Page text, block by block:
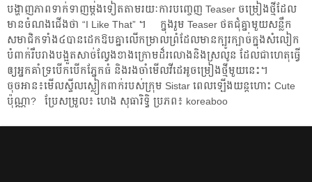
បង្ហាញ​ភាព​ទាក់ទាញ​ម្ដង​ទៀត​តាម​រយៈ​ការ​បញ្ចេញ​ Teaser ចម្រៀង​ថ្មី​​ដែល​
មាន​ចំណងជើង​ថា “I Like That” ។ ក្នុង​រួម​ Teaser ថត​ជុំ​គ្នា​មួយ​សន្លឹក
សមាជិក​ទាំង​៤​បាន​​ដេក​ឱប​គ្នា​លើ​កម្រាល​ព្រំ​​ដែល​មាន​ក្បូរក្បាច់​ក្នុង​សំលៀក
បំពាក់​រឹប​រាង​បង្អួត​សាច់​ល្វែង​ខាងក្រោម​​ដ៏​រលោង​​និង​ស្រលូន ដែល​ជាហេតុ​​ធ្វើ​
ឲ្យ​អ្នក​គាំទ្រ​​បើក​បើក​ភ្នែក​ធំ និង​រងចាំ​​មើល​វីដេអូ​ចម្រៀង​ថ្មី​មួយ​នេះ។
ចុចអាន៖មើល​ស្ទីល​ស្លៀកពាក់​របស់​ក្រុម Sistar ពេល​ឡើង​យន្តហោះ Cute
ប៉ុណ្ណា? ប្រែសម្រួល៖ ហេង សុធារិទ្ធិ ប្រភព៖ koreaboo